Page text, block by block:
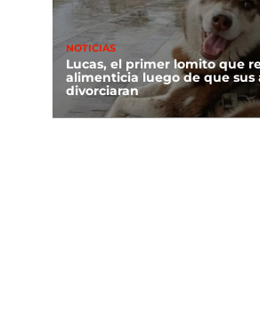
NOTICIAS
Lucas, el primer lomito que
alimenticia luego de que sus
divorciaran